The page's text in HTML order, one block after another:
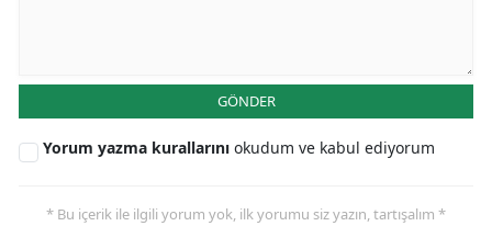
GÖNDER
Yorum yazma kurallarını okudum ve kabul ediyorum
* Bu içerik ile ilgili yorum yok, ilk yorumu siz yazın, tartışalım *